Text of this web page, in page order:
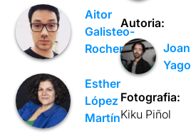
Aitor
Galisteo-
Rocher
Esther
López
Martín
Autoria:
Joan
Yago
Fotografia:
Kiku Piñol